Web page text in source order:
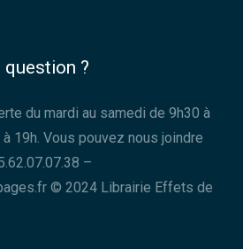
question ?
du mardi au samedi de 9h30 à
19h. Vous pouvez nous joindre
–
© 2024 Librairie Effets de